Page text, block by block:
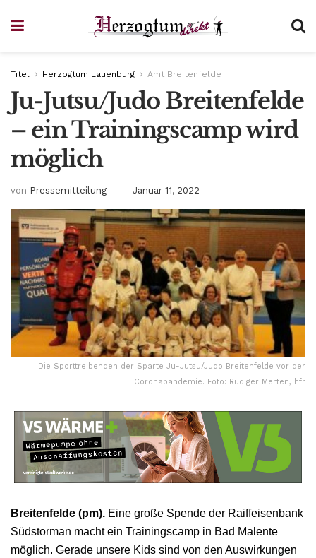
Titel Herzogtum Lauenburg Amt Breitenfelde
Ju-Jutsu/Judo Breitenfelde
– ein Trainingscamp wird
möglich
von Pressemitteilung Januar 11, 2022
Die Sporttreibenden der Sparte Ju-Jutsu/Judo Breitenfelde vor der
Coronapandemie. Foto: Rüdiger Merten, hfr
Breitenfelde (pm). Eine große Spende der Raiffeisenbank
Südstorman macht ein Trainingscamp in Bad Malente
möglich. Gerade unsere Kids sind von den Auswirkungen